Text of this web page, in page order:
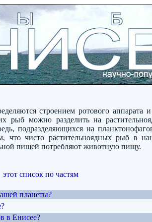
строением ротового аппарата
рыб можно разделить на
подразделяющихся на
чисто растительноядных рыб в
пищей потребляют животную пищу.
этот список по частям
планеты?
в Енисее?